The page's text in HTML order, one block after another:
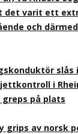
det varit ett
och
slås
i
på plats
grips av norsk